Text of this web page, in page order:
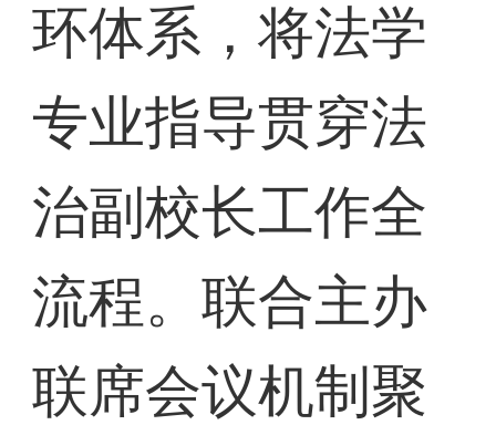
环体系，将法学
专业指导贯穿法
治副校长工作全
流程。联合主办
联席会议机制聚